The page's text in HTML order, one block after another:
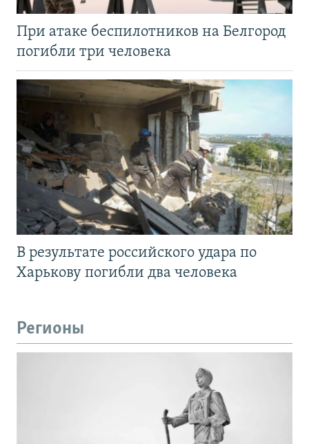
При атаке беспилотников на Белгород
погибли три человека
В результате российского удара по
Харькову погибли два человека
Регионы